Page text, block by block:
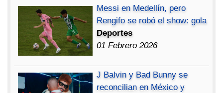
Messi en Medellín, pero
Rengifo se robó el show: gola
Deportes
01 Febrero 2026
J Balvin y Bad Bunny se
reconcilian en México y